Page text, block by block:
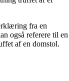
fra en
også referere til en
af en domstol.